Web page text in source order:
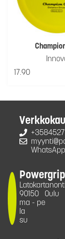
17.90
90150
Oulu
ma - pe
la
su